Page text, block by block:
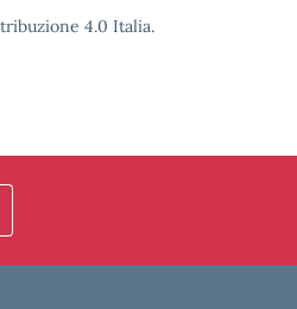
4.0 Italia.